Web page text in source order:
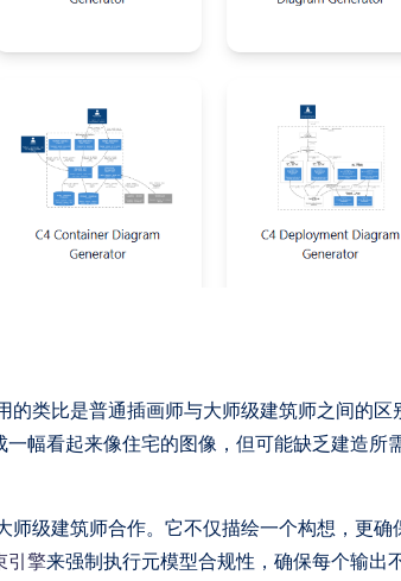
的类比是普通插画师与大师级建筑师之间的区
一幅看起来像住宅的图像，但可能缺乏建造所
级建筑师合作。它不仅描绘一个构想，更确
引擎来强制执行元模型合规性，确保每个输出